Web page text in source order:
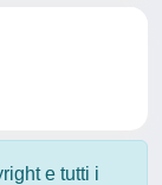
e tutti i